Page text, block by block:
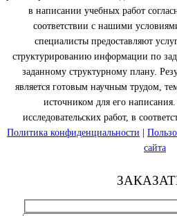
в написании учебных работ
соответствии с нашими
специалисты предоставляют
структурированию информации по
заданному структурному плану.
является готовым научным трудом,
источником для его
исследовательских работ, в
Политика конфиденциальности
сайта